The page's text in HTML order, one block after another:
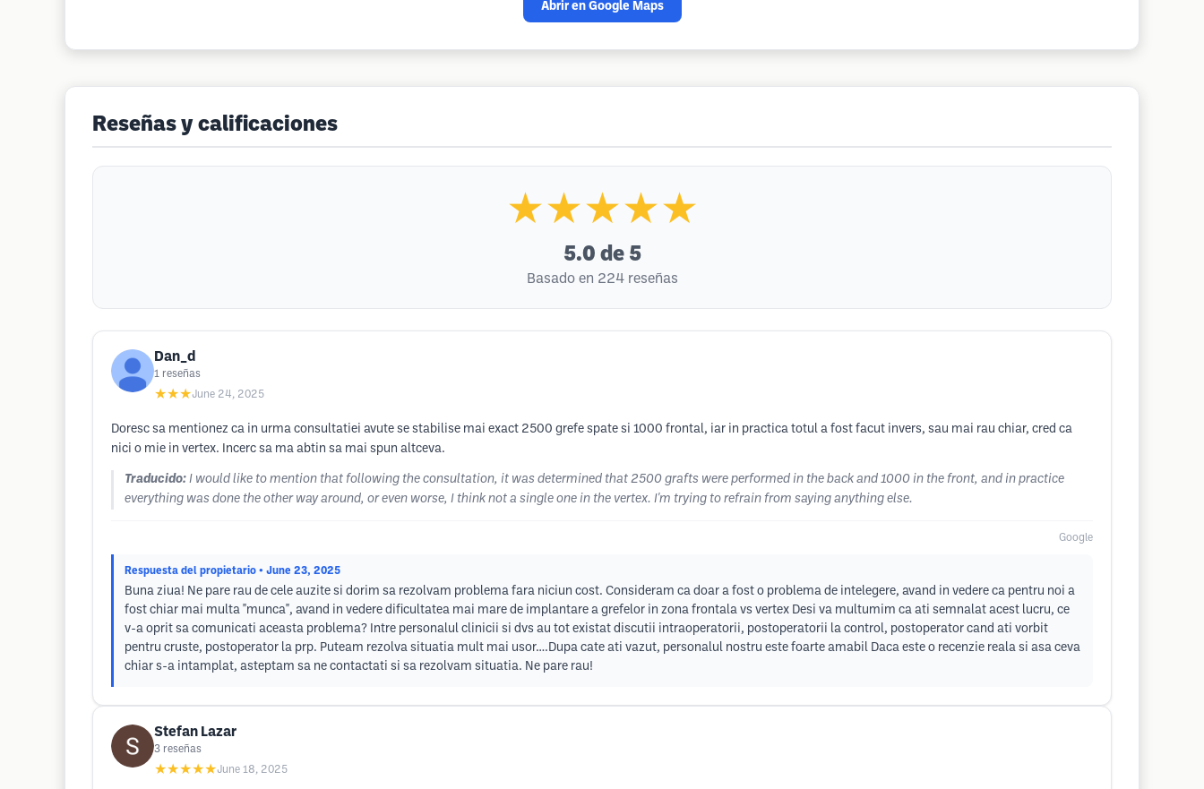
Abrir en Google Maps
Reseñas y calificaciones
★★★★★
5.0 de 5
Basado en 224 reseñas
Dan_d
1 reseñas
★★★June 24, 2025
Doresc sa mentionez ca in urma consultatiei avute se stabilise mai exact 2500 grefe spate si 1000 frontal, iar in practica totul a fost facut invers, sau mai rau chiar, cred ca
nici o mie in vertex. Incerc sa ma abtin sa mai spun altceva.
Traducido: I would like to mention that following the consultation, it was determined that 2500 grafts were performed in the back and 1000 in the front, and in practice
everything was done the other way around, or even worse, I think not a single one in the vertex. I'm trying to refrain from saying anything else.
Google
Respuesta del propietario • June 23, 2025
Buna ziua! Ne pare rau de cele auzite si dorim sa rezolvam problema fara niciun cost. Consideram ca doar a fost o problema de intelegere, avand in vedere ca pentru noi a
fost chiar mai multa "munca", avand in vedere dificultatea mai mare de implantare a grefelor in zona frontala vs vertex Desi va multumim ca ati semnalat acest lucru, ce
v-a oprit sa comunicati aceasta problema? Intre personalul clinicii si dvs au tot existat discutii intraoperatorii, postoperatorii la control, postoperator cand ati vorbit
pentru cruste, postoperator la prp. Puteam rezolva situatia mult mai usor….Dupa cate ati vazut, personalul nostru este foarte amabil Daca este o recenzie reala si asa ceva
chiar s-a intamplat, asteptam sa ne contactati si sa rezolvam situatia. Ne pare rau!
Stefan Lazar
3 reseñas
★★★★★June 18, 2025